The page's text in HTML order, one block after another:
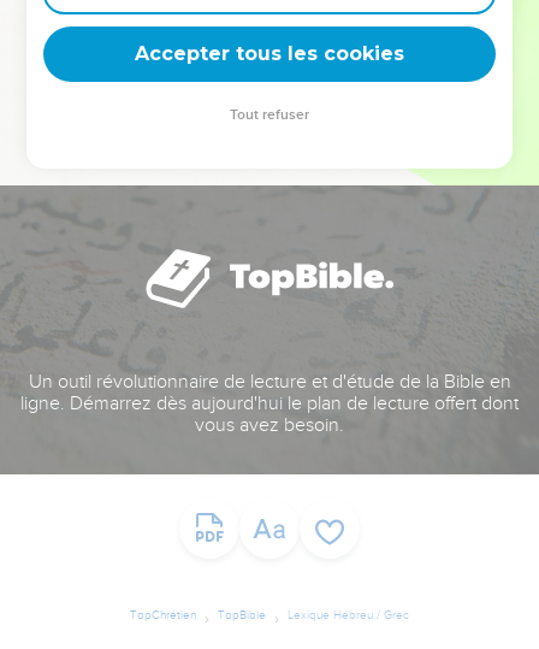
deviennent vos tremplins. Que vous guidiez un ministère, une
équipe, un groupe ou une famille, leur expérience est faite
Un outil révolutionnaire de lecture et d'étude de la Bible en
ligne. Démarrez dès aujourd'hui le plan de lecture offert dont
vous avez besoin.
TopChrétien TopBible Lexique Hébreu / Grec
Accepter tous les cookies
Tout refuser